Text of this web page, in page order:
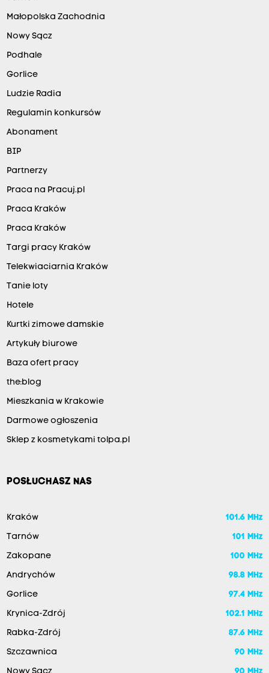
Małopolska Zachodnia
Nowy Sącz
Podhale
Gorlice
Ludzie Radia
Regulamin konkursów
Abonament
BIP
Partnerzy
Praca na Pracuj.pl
Praca Kraków
Praca Kraków
Targi pracy Kraków
Telekwiaciarnia Kraków
Tanie loty
Hotele
Kurtki zimowe damskie
Artykuły biurowe
Baza ofert pracy
the:blog
Mieszkania w Krakowie
Darmowe ogłoszenia
Sklep z kosmetykami tolpa.pl
POSŁUCHASZ NAS
Kraków 101.6 MHz
Tarnów 101 MHz
Zakopane 100 MHz
Andrychów 98.8 MHz
Gorlice 97.4 MHz
Krynica-Zdrój 102.1 MHz
Rabka-Zdrój 87.6 MHz
Szczawnica 90 MHz